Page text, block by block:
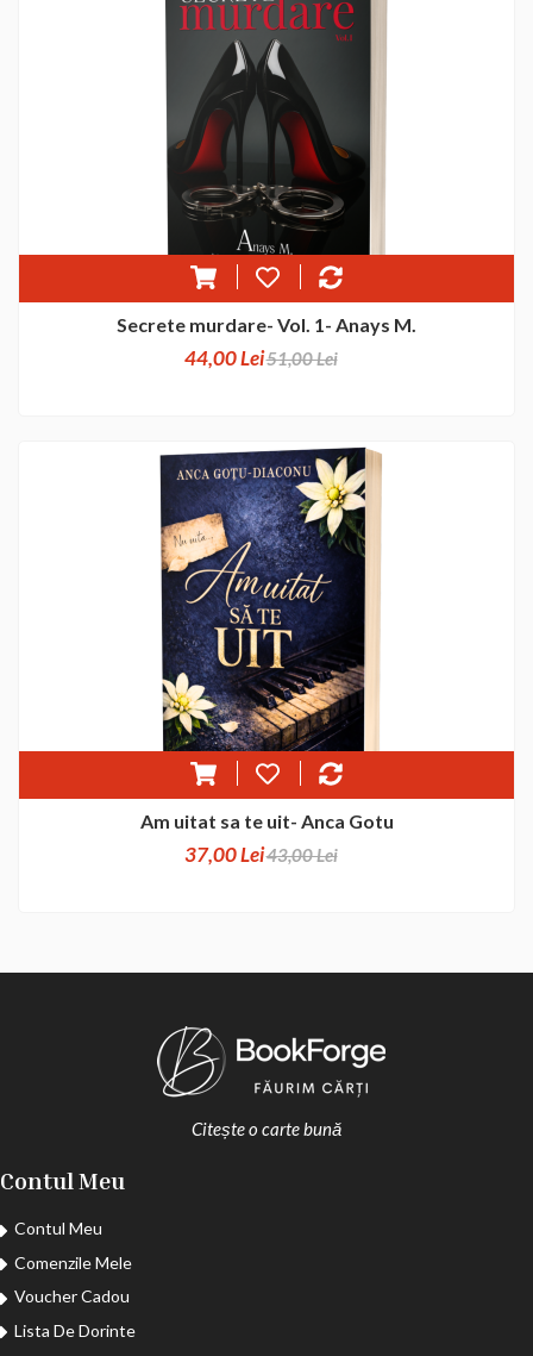
Secrete murdare- Vol. 1- Anays M.
44,00 Lei51,00 Lei
Am uitat sa te uit- Anca Gotu
37,00 Lei43,00 Lei
Citește o carte bună
Contul Meu
Contul Meu
Comenzile Mele
Voucher Cadou
Lista De Dorinte